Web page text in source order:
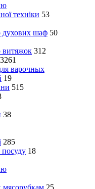
техніки 53
духових шаф 50
витяжок 312
3261
варочных
19
515
38
285
посуду 18
мясорубкам 25